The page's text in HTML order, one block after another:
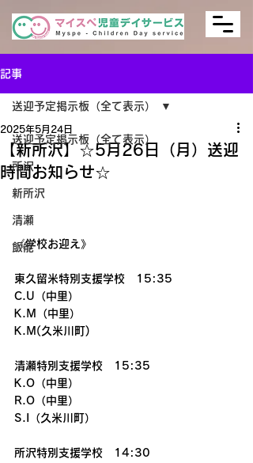
記事
送迎予定掲示板（全て表示）
所沢
新所沢
清瀬
飯能
送迎予定掲示板（全て表示）
【新所沢】☆5月26日（月）送迎
時間お知らせ☆
2025年5月24日
《学校お迎え》
東久留米特別支援学校　15:35
C.U（中里）
K.M（中里）
K.M(久米川町)
清瀬特別支援学校　15:35
K.O（中里）
R.O（中里）
S.I（久米川町）
所沢特別支援学校　14:30